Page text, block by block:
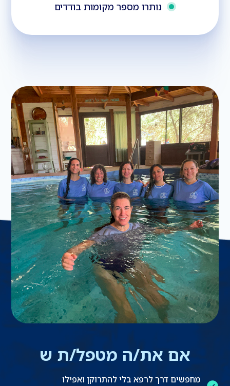
נותרו מספר מקומות בודדים
אם את/ה מטפל/ת ש
מחפשים דרך לרפא בלי להתרוקן ואפילו